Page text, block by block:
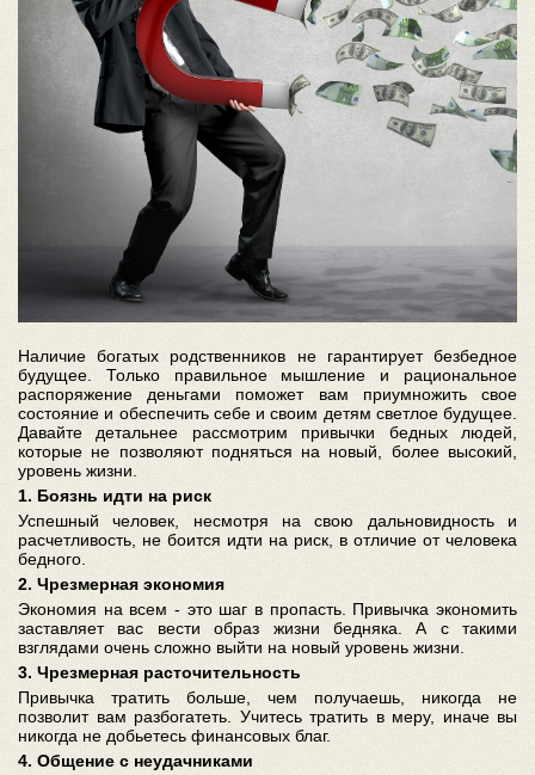
Наличие богатых родственников не гарантирует безбедное
будущее. Только правильное мышление и рациональное
распоряжение деньгами поможет вам приумножить свое
состояние и обеспечить себе и своим детям светлое будущее.
Давайте детальнее рассмотрим привычки бедных людей,
которые не позволяют подняться на новый, более высокий,
уровень жизни.
1. Боязнь идти на риск
Успешный человек, несмотря на свою дальновидность и
расчетливость, не боится идти на риск, в отличие от человека
бедного.
2. Чрезмерная экономия
Экономия на всем - это шаг в пропасть. Привычка экономить
заставляет вас вести образ жизни бедняка. А с такими
взглядами очень сложно выйти на новый уровень жизни.
3. Чрезмерная расточительность
Привычка тратить больше, чем получаешь, никогда не
позволит вам разбогатеть. Учитесь тратить в меру, иначе вы
никогда не добьетесь финансовых благ.
4. Общение с неудачниками